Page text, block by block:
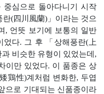
중심으로 돌아다니기 시작
(四川風蘭)」이라는 것으
, 언뜻 보기에 보통의 일반
었다. 그 후 「상해풍란(上
비슷한 유형이 있었는데,
이만 있었다. 이 품종은 상
鶏性)계처럼 변화한, 두엽
으로 기대되는 신품종이라